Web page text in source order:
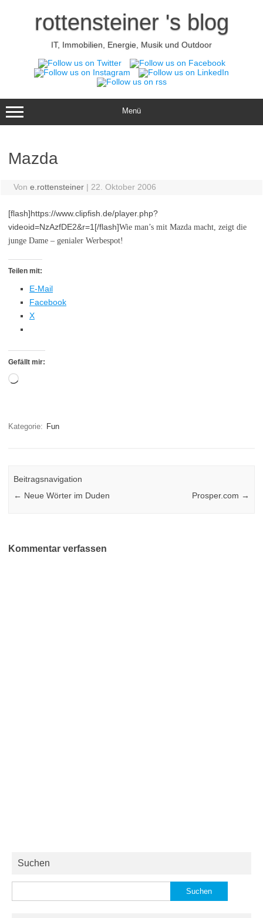
rottensteiner 's blog
IT, Immobilien, Energie, Musik und Outdoor
Menü
Mazda
Von e.rottensteiner | 22. Oktober 2006
[flash]https://www.clipfish.de/player.php?
videoid=NzAzfDE2&r=1[/flash]Wie man’s mit Mazda macht, zeigt die
junge Dame – genialer Werbespot!
Teilen mit:
E-Mail
Facebook
X
Gefällt mir:
Wird
Kategorie: Fun
Beitragsnavigation
← Neue Wörter im Duden Prosper.com →
Kommentar verfassen
Suchen
nach: